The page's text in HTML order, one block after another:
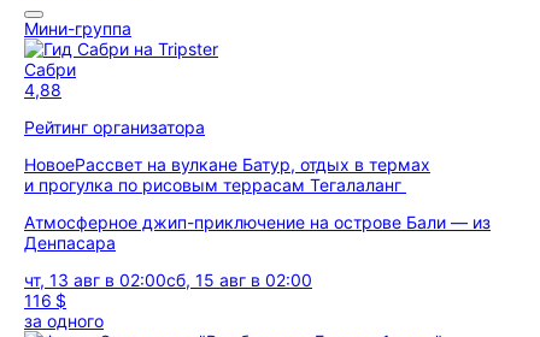
Мини-группа
Сабри
4,88
Рейтинг организатора
НовоеРассвет на вулкане Батур, отдых в термах
и прогулка по рисовым террасам Тегалаланг
Атмосферное джип-приключение на острове Бали — из
Денпасара
чт, 13 авг в 02:00сб, 15 авг в 02:00
116 $
за одного